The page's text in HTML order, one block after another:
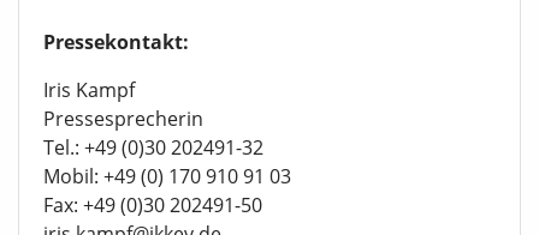
Pressekontakt:
Iris Kampf
Pressesprecherin
Tel.: +49 (0)30 202491-32
Mobil: +49 (0) 170 910 91 03
Fax: +49 (0)30 202491-50